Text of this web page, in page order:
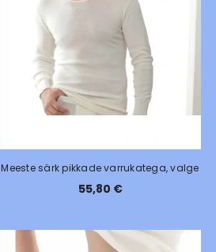
Meeste särk pikkade varrukatega, valge
55,80 €